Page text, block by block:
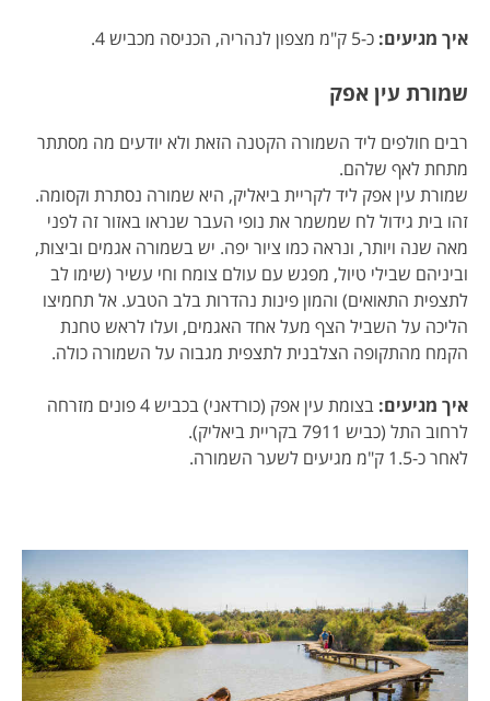
איך מגיעים: כ-5 ק"מ מצפון לנהריה, הכניסה מכביש 4.
שמורת עין אפק
רבים חולפים ליד השמורה הקטנה הזאת ולא יודעים מה מסתתר
מתחת לאף שלהם.
שמורת עין אפק ליד לקריית ביאליק, היא שמורה נסתרת וקסומה.
זהו בית גידול לח שמשמר את נופי העבר שנראו באזור זה לפני
מאה שנה ויותר, ונראה כמו ציור יפה. יש בשמורה אגמים וביצות,
וביניהם שבילי טיול, מפגש עם עולם צומח וחי עשיר (שימו לב
לתצפית התאואים) והמון פינות נהדרות בלב הטבע. אל תחמיצו
הליכה על השביל הצף מעל אחד האגמים, ועלו לראש טחנת
הקמח מהתקופה הצלבנית לתצפית מגבוה על השמורה כולה.
איך מגיעים:
בצומת עין אפק (כורדאני) בכביש 4 פונים מזרחה
לרחוב התל (כביש 7911 בקריית ביאליק).
לאחר כ-1.5 ק"מ מגיעים לשער השמורה.​